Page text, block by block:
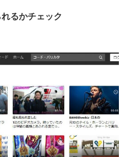
るかチェック